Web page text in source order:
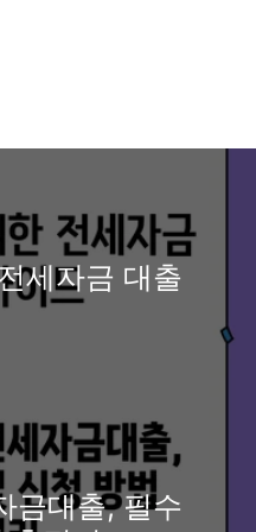
세자금 대출
금대출, 필수